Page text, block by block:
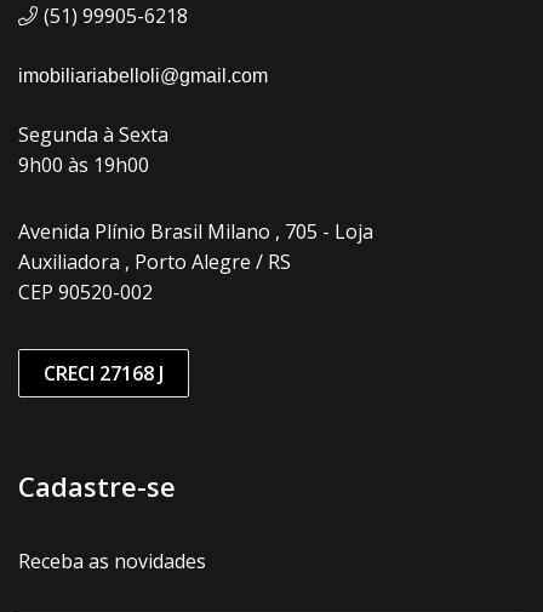
(51) 99905-6218
imobiliariabelloli@gmail.com
Segunda à Sexta
9h00 às 19h00
Avenida Plínio Brasil Milano , 705 - Loja
Auxiliadora , Porto Alegre / RS
CEP 90520-002
CRECI 27168 J
Cadastre-se
Receba as novidades